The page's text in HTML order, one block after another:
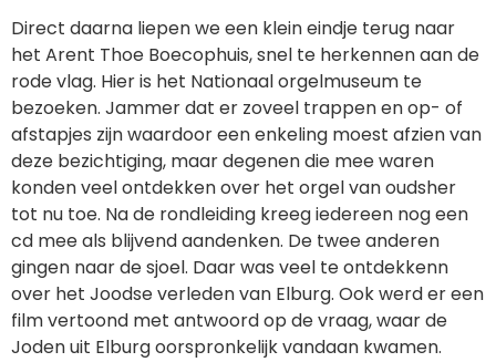
Direct daarna liepen we een klein eindje terug naar
het Arent Thoe Boecophuis, snel te herkennen aan de
rode vlag. Hier is het Nationaal orgelmuseum te
bezoeken. Jammer dat er zoveel trappen en op- of
afstapjes zijn waardoor een enkeling moest afzien van
deze bezichtiging, maar degenen die mee waren
konden veel ontdekken over het orgel van oudsher
tot nu toe. Na de rondleiding kreeg iedereen nog een
cd mee als blijvend aandenken. De twee anderen
gingen naar de sjoel. Daar was veel te ontdekkenn
over het Joodse verleden van Elburg. Ook werd er een
film vertoond met antwoord op de vraag, waar de
Joden uit Elburg oorspronkelijk vandaan kwamen.